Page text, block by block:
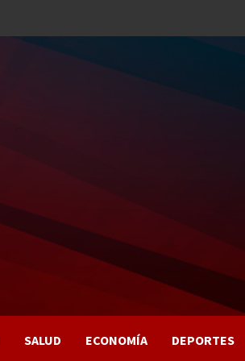
SALUD ECONOMÍA DEPORTES